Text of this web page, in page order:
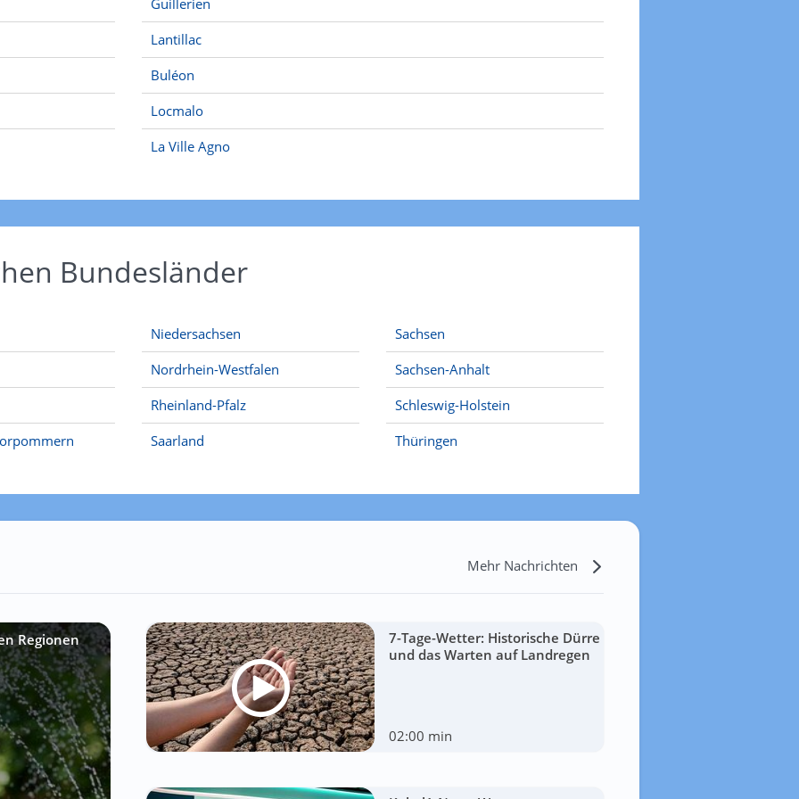
Guillerien
Lantillac
Buléon
Locmalo
La Ville Agno
Bundesländer
Niedersachsen
Nordrhein-Westfalen
Rheinland-Pfalz
Saarland
Sachsen
Sachsen-Anhalt
Schleswig-Holstein
Thüringen
Mehr Nachrichten
Regionen
7-Tage-Wetter: Historische Dürre
und das Warten auf Landregen
02:00 min